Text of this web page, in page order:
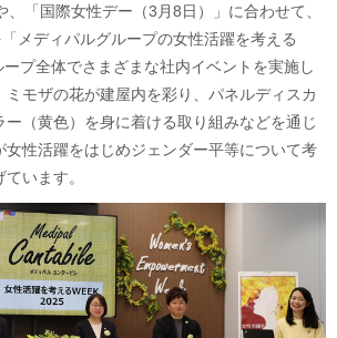
、「国際女性デー（3月8日）」に合わせて、
メディパルグループの女性活躍を考える
プ全体でさまざまな社内イベントを実施し
ミモザの花が建屋内を彩り、パネルディスカ
ー（黄色）を身に着ける取り組みなどを通じ
女性活躍をはじめジェンダー平等について考
います。